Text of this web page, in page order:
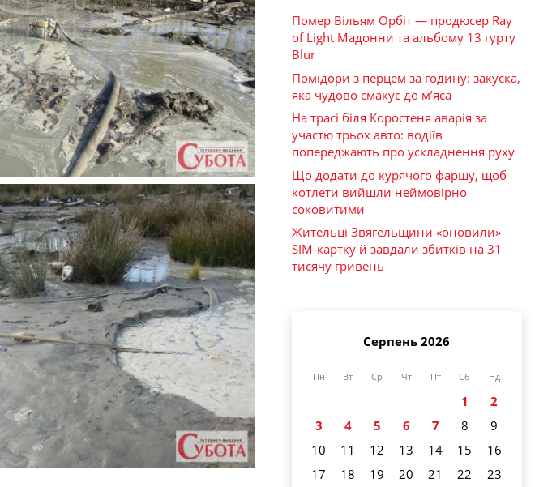
Помер Вільям Орбіт — продюсер Ray
of Light Мадонни та альбому 13 гурту
Blur
Помідори з перцем за годину: закуска,
яка чудово смакує до м’яса
На трасі біля Коростеня аварія за
участю трьох авто: водіїв
попереджають про ускладнення руху
Що додати до курячого фаршу, щоб
котлети вийшли неймовірно
соковитими
Жительці Звягельщини «оновили»
SIM-картку й завдали збитків на 31
тисячу гривень
Серпень 2026
Пн Вт Ср Чт Пт Сб Нд
1
2
3
4 5 6 7 8
9
10
11 12 13 14 15
16
17
18 19 20 21 22
23